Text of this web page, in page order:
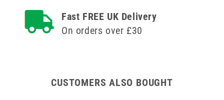
Fast FREE UK Delivery
On orders over £30
CUSTOMERS ALSO BOUGHT